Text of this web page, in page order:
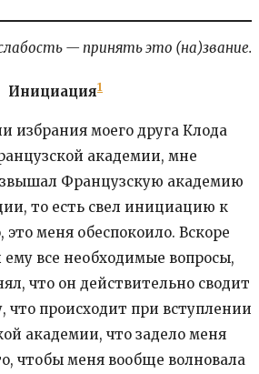
— принять это (на)звание.
Инициация1
избрания моего друга Клода
академии, мне
Французскую академию
то есть свел инициацию к
меня обеспокоило. Вскоре
ему все необходимые вопросы,
что он действительно сводит
происходит при вступлении
академии, что задело меня
чтобы меня вообще волновала